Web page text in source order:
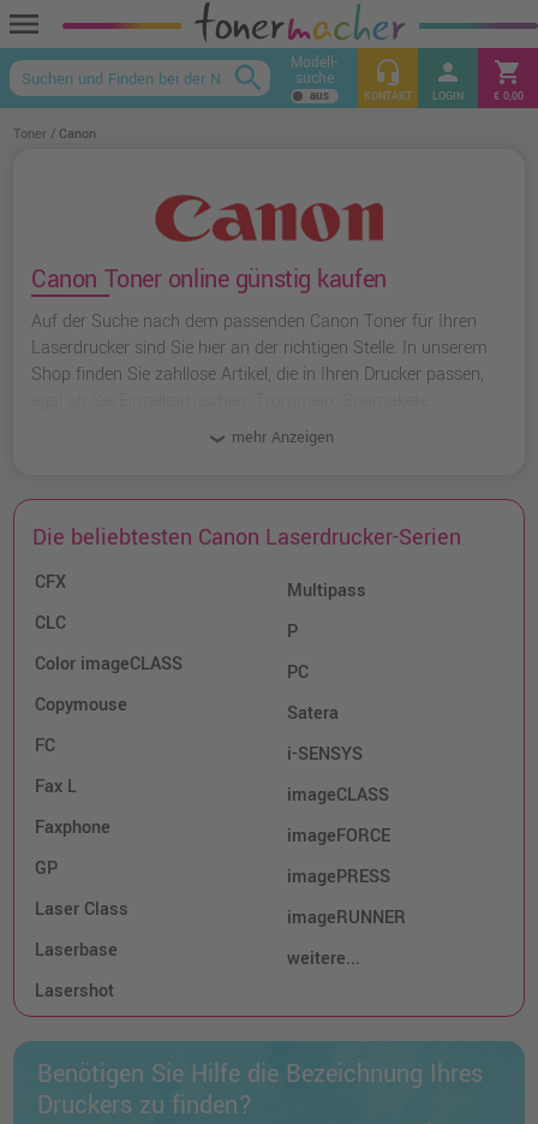
menu
keyboard_arrow_up
search Modell-
suche headset_mic
KONTAKT
person
LOGIN
shopping_cart
€ 0,00
Toner Canon
Canon Toner online günstig kaufen
Auf der Suche nach dem passenden Canon Toner für Ihren
Laserdrucker sind Sie hier an der richtigen Stelle. In unserem
Shop finden Sie zahllose Artikel, die in Ihren Drucker passen,
(Kartuschen-Kits) oder XL-Varianten mit extraviel Toner
benötigen. Sie bekommen bei uns auch günstigere kompatible
oftmals auch in Wunschpaketen mit freier Farbwahl.
mehr Anzeigen
Die beliebtesten Canon Laserdrucker-Serien
CFX
CLC
Color imageCLASS
Copymouse
FC
Fax L
Faxphone
GP
Laser Class
Laserbase
Lasershot
Multipass
P
PC
Satera
i-SENSYS
imageCLASS
imageFORCE
imagePRESS
imageRUNNER
weitere...
Benötigen Sie Hilfe die Bezeichnung Ihres
Druckers zu finden?